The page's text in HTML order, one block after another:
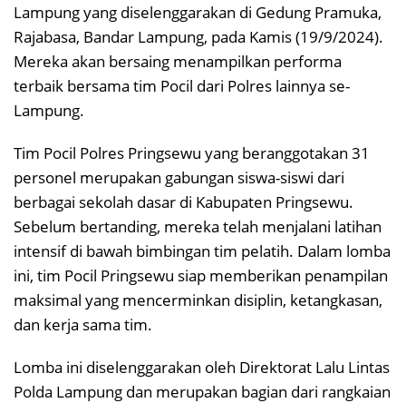
Lampung yang diselenggarakan di Gedung Pramuka,
Rajabasa, Bandar Lampung, pada Kamis (19/9/2024).
Mereka akan bersaing menampilkan performa
terbaik bersama tim Pocil dari Polres lainnya se-
Lampung.
Tim Pocil Polres Pringsewu yang beranggotakan 31
personel merupakan gabungan siswa-siswi dari
berbagai sekolah dasar di Kabupaten Pringsewu.
Sebelum bertanding, mereka telah menjalani latihan
intensif di bawah bimbingan tim pelatih. Dalam lomba
ini, tim Pocil Pringsewu siap memberikan penampilan
maksimal yang mencerminkan disiplin, ketangkasan,
dan kerja sama tim.
Lomba ini diselenggarakan oleh Direktorat Lalu Lintas
Polda Lampung dan merupakan bagian dari rangkaian